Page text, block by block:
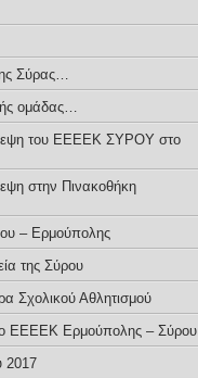
Σύρας…
ομάδας…
του ΕΕΕΕΚ ΣΥΡΟΥ στο
στην Πινακοθήκη
– Ερμούπολης
της Σύρου
Σχολικού Αθλητισμού
ΕΕΕΕΚ Ερμούπολης – Σύρου
2017